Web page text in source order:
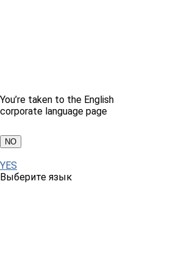
You’re taken to the English
corporate language page
NO
YES
Выберите язык